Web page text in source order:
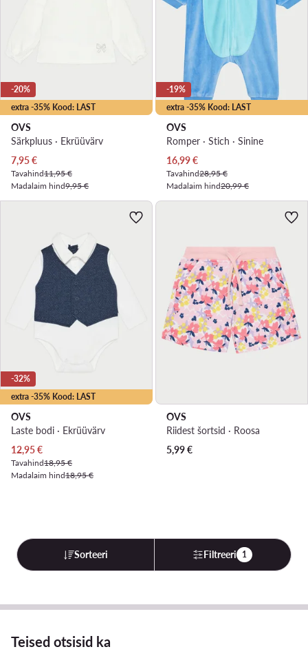
extra -35% Kood: LAST
-20%
OVS
Särkpluus · Ekrüüvärv
Praegune hind
7,95€
Tavahind11,95 €
Madalaim hind9,95 €
extra -35% Kood: LAST
-19%
OVS
Romper · Stich · Sinine
Praegune hind
16,99€
Tavahind28,95 €
Madalaim hind20,99 €
extra -35% Kood: LAST
-32%
OVS
Laste bodi · Ekrüüvärv
Praegune hind
12,95€
Tavahind18,95 €
Madalaim hind18,95 €
OVS
Riidest šortsid · Roosa
5,99€
Sorteeri Filtreeri 1
Teised otsisid ka